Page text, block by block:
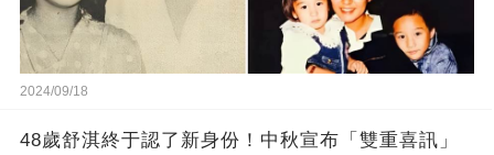
2024/09/18
48歲舒淇終于認了新身份！中秋宣布「雙重喜訊」